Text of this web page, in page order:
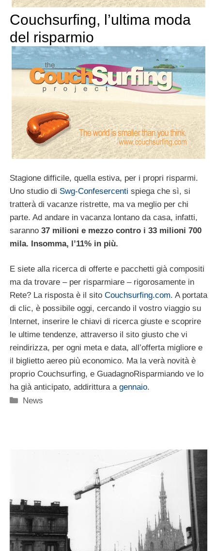
Couchsurfing, l’ultima moda
del risparmio
Stagione difficile, quella estiva, per i propri risparmi.
Uno studio di Swg-Confesercenti spiega che sì, si
tratterà di vacanze ristrette, ma va meglio per chi
parte. Ad andare in vacanza lontano da casa, infatti,
saranno 37 milioni e mezzo contro i 33 milioni 700
mila. Insomma, l’11% in più.
E siete alla ricerca di offerte e pacchetti già compositi
ma da trovare – per risparmiare – rigorosamente in
Rete? La risposta è il sito Couchsurfing.com. A portata
di clic, è possibile oggi, cercando il vostro viaggio su
Internet, inserire le chiavi di ricerca giuste e scoprire
le ultime tendenze, attraverso il sito giusto che vi
reindirizza, per ogni meta e data, all’offerta migliore e
il biglietto aereo più economico. Ma la verà novità è
proprio Couchsurfing, e GuadagnoRisparmiando ve lo
ha già anticipato, addirittura a gennaio.
Categorie
News